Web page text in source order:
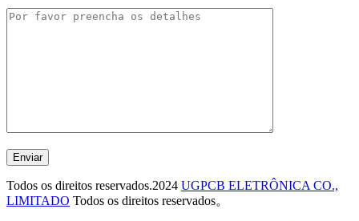
Enviar
Todos os direitos reservados.2024 UGPCB ELETRÔNICA CO.,
LIMITADO Todos os direitos reservados。